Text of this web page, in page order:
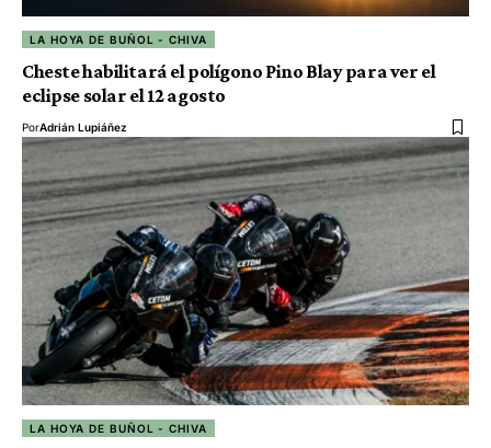
LA HOYA DE BUÑOL - CHIVA
Cheste habilitará el polígono Pino Blay para ver el
eclipse solar el 12 agosto
PorAdrián Lupiáñez
LA HOYA DE BUÑOL - CHIVA